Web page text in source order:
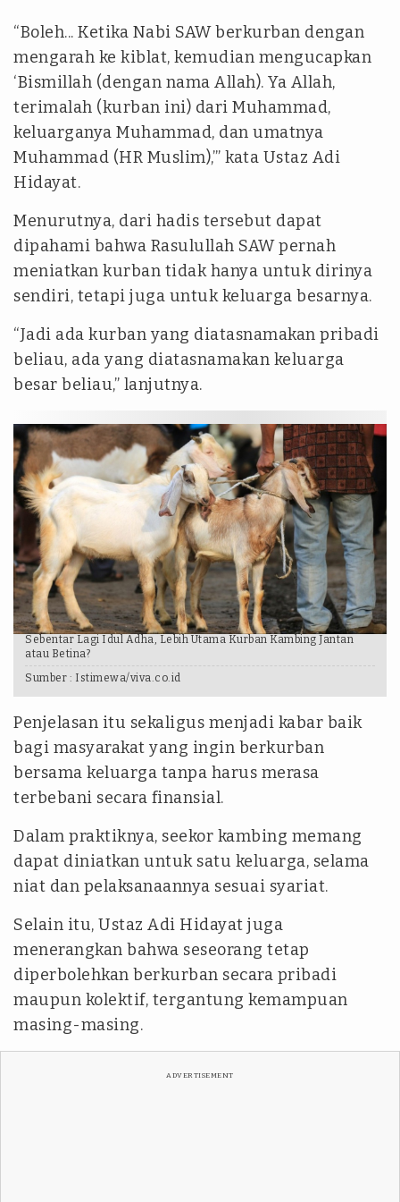
“Boleh... Ketika Nabi SAW berkurban dengan
mengarah ke kiblat, kemudian mengucapkan
‘Bismillah (dengan nama Allah). Ya Allah,
terimalah (kurban ini) dari Muhammad,
keluarganya Muhammad, dan umatnya
Muhammad (HR Muslim),’” kata Ustaz Adi
Hidayat.
Menurutnya, dari hadis tersebut dapat
dipahami bahwa Rasulullah SAW pernah
meniatkan kurban tidak hanya untuk dirinya
sendiri, tetapi juga untuk keluarga besarnya.
“Jadi ada kurban yang diatasnamakan pribadi
beliau, ada yang diatasnamakan keluarga
besar beliau,” lanjutnya.
Sebentar Lagi Idul Adha, Lebih Utama Kurban Kambing Jantan
atau Betina?
Sumber : Istimewa/viva.co.id
Penjelasan itu sekaligus menjadi kabar baik
bagi masyarakat yang ingin berkurban
bersama keluarga tanpa harus merasa
terbebani secara finansial.
Dalam praktiknya, seekor kambing memang
dapat diniatkan untuk satu keluarga, selama
niat dan pelaksanaannya sesuai syariat.
Selain itu, Ustaz Adi Hidayat juga
menerangkan bahwa seseorang tetap
diperbolehkan berkurban secara pribadi
maupun kolektif, tergantung kemampuan
masing-masing.
ADVERTISEMENT